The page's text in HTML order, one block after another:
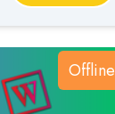
Offline